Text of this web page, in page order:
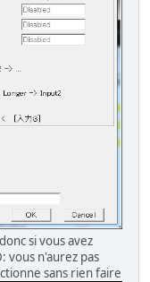
si vous avez
vous n'aurez pas
sans rien faire